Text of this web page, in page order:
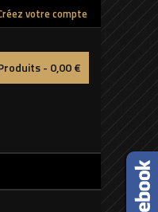
votre compte
- 0,00 €